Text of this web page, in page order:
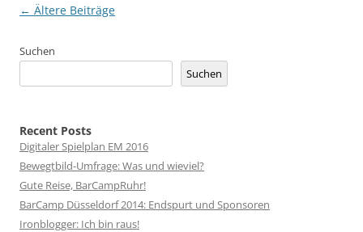
Beitragsnavigation
← Ältere Beiträge
Suchen
Suchen
Recent Posts
Digitaler Spielplan EM 2016
Bewegtbild-Umfrage: Was und wieviel?
Gute Reise, BarCampRuhr!
BarCamp Düsseldorf 2014: Endspurt und Sponsoren
Ironblogger: Ich bin raus!